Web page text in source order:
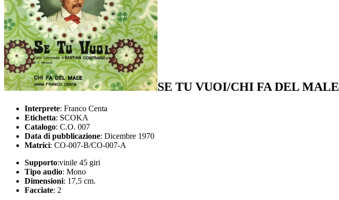
SE TU VUOI/CHI FA DEL MALE
Interprete: Franco Centa
Etichetta: SCOKA
Catalogo: C.O. 007
Data di pubblicazione: Dicembre 1970
Matrici: CO-007-B/CO-007-A
Supporto:vinile 45 giri
Tipo audio: Mono
Dimensioni: 17,5 cm.
Facciate: 2